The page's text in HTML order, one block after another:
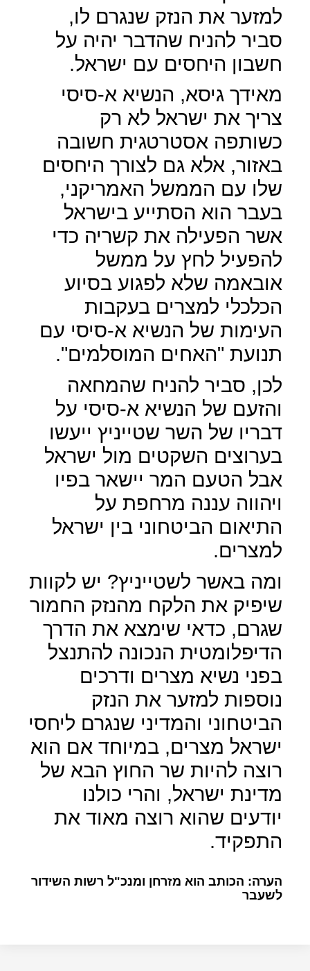
למזער את הנזק שנגרם לו,
סביר להניח שהדבר יהיה על
חשבון היחסים עם ישראל.
מאידך גיסא, הנשיא א-סיסי
צריך את ישראל לא רק
כשותפה אסטרטגית חשובה
באזור, אלא גם לצורך היחסים
שלו עם הממשל האמריקני,
בעבר הוא הסתייע בישראל
אשר הפעילה את קשריה כדי
להפעיל לחץ על ממשל
אובאמה שלא לפגוע בסיוע
הכלכלי למצרים בעקבות
העימות של הנשיא א-סיסי עם
תנועת "האחים המוסלמים".
לכן, סביר להניח שהמחאה
והזעם של הנשיא א-סיסי על
דבריו של השר שטייניץ ייעשו
בערוצים השקטים מול ישראל
אבל הטעם המר יישאר בפיו
ויהווה עננה מרחפת על
התיאום הביטחוני בין ישראל
למצרים.
ומה באשר לשטייניץ? יש לקוות
שיפיק את הלקח מהנזק החמור
שגרם, כדאי שימצא את הדרך
הדיפלומטית הנכונה להתנצל
בפני נשיא מצרים ודרכים
נוספות למזער את הנזק
הביטחוני והמדיני שנגרם ליחסי
ישראל מצרים, במיוחד אם הוא
רוצה להיות שר החוץ הבא של
מדינת ישראל, והרי כולנו
יודעים שהוא רוצה מאוד את
התפקיד.
הערה: הכותב הוא מזרחן ומנכ"ל רשות השידור
לשעבר